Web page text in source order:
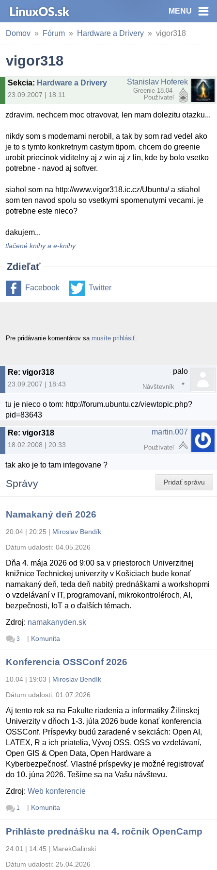
MENU
Domov Fórum Hardware a Drivery vigor318
vigor318
Sekcia: Hardware a Drivery
23.09.2007 | 18:11
Stanislav Hoferek
Greenie 18.04
Používateľ
zdravim. nechcem moc otravovat, len mam dolezitu otazku...
nikdy som s modemami nerobil, a tak by som rad vedel ako
je to s tymto konkretnym castym tipom. chcem do greenie
urobit priecinok viditelny aj z win aj z lin, kde by bolo vsetko
potrebne - navod aj softver.
siahol som na http://www.vigor318.ic.cz/Ubuntu/ a stiahol
som ten navod spolu so vsetkymi spomenutymi vecami. je
potrebne este nieco?
dakujem...
tlačené knihy a e-knihy
Zdieľať
Facebook Twitter
Pre pridávanie komentárov sa musíte prihlásiť
Re: vigor318
23.09.2007 | 18:43
palo
Návštevník
tu je nieco o tom: http://forum.ubuntu.cz/viewtopic.php?
pid=83643
Re: vigor318
18.02.2008 | 20:33
martin.007
Používateľ
tak ako je to tam integovane ?
Pridať správu
Správy
Namakaný deň 2026
20.04 | 20:25 | Miroslav Bendík
Dátum udalosti: 04.05.2026
Dňa 4. mája 2026 od 9:00 sa v priestoroch Univerzitnej
knižnice Technickej univerzity v Košiciach bude konať
namakaný deň, teda deň nabitý prednáškami a workshopmi
o vzdelávaní v IT, programovaní, mikrokontroléroch, AI,
bezpečnosti, IoT a o ďalších témach.
Zdroj: namakanyden.sk
3 | Komunita
Konferencia OSSConf 2026
10.04 | 19:03 | Miroslav Bendík
Dátum udalosti: 01.07.2026
Aj tento rok sa na Fakulte riadenia a informatiky Žilinskej
Univerzity v dňoch 1-3. júla 2026 bude konať konferencia
OSSConf. Príspevky budú zaradené v sekciách: Open AI,
LATEX, R a ich priatelia, Vývoj OSS, OSS vo vzdelávaní,
Open GIS & Open Data, Open Hardware a
Kyberbezpečnosť. Vlastné príspevky je možné registrovať
do 10. júna 2026. Tešíme sa na Vašu návštevu.
Zdroj: Web konferencie
1 | Komunita
Prihláste prednášku na 4. ročník OpenCamp
24.01 | 14:45 | MarekGalinski
Dátum udalosti: 25.04.2026